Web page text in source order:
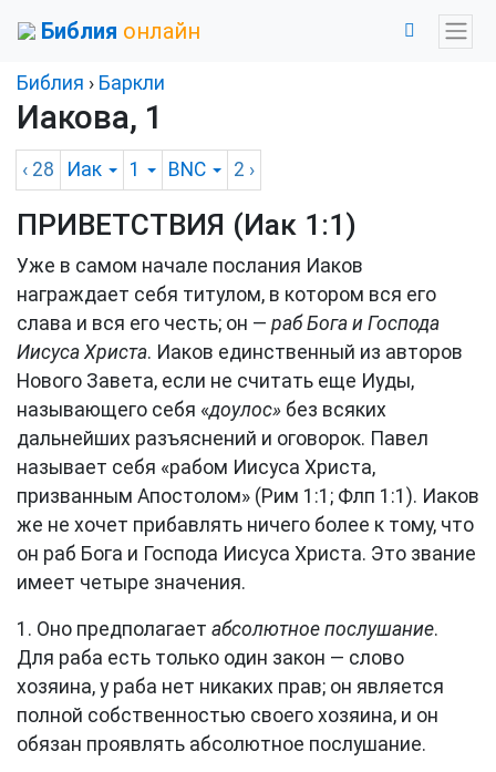
Библия онлайн
Библия › Баркли
Иакова, 1
‹ 28 Иак 1 BNC 2 ›
ПРИВЕТСТВИЯ (Иак 1:1)
Уже в самом начале послания Иаков
награждает себя титулом, в котором вся его
слава и вся его честь; он — раб Бога и Господа
Иисуса Христа. Иаков единственный из авторов
Нового Завета, если не считать еще Иуды,
называющего себя «доулос» без всяких
дальнейших разъяснений и оговорок. Павел
называет себя «рабом Иисуса Христа,
призванным Апостолом» (Рим 1:1 ; Флп 1:1 ). Иаков
же не хочет прибавлять ничего более к тому, что
он раб Бога и Господа Иисуса Христа. Это звание
имеет четыре значения.
1. Оно предполагает абсолютное послушание.
Для раба есть только один закон — слово
хозяина, у раба нет никаких прав; он является
полной собственностью своего хозяина, и он
обязан проявлять абсолютное послушание.